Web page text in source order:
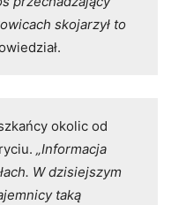
skojarzył to
okolic od
„Informacja
W dzisiejszym
taką